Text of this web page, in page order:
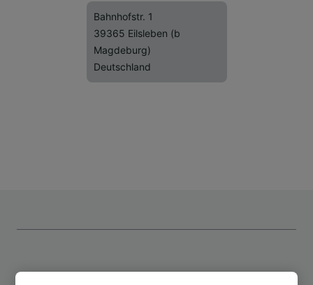
Bahnhofstr. 1
39365 Eilsleben (b
Magdeburg)
Deutschland